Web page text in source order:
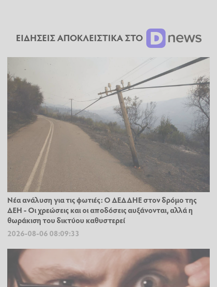
ΕΙΔΗΣΕΙΣ ΑΠΟΚΛΕΙΣΤΙΚΑ ΣΤΟ
Νέα ανάλυση για τις φωτιές: Ο ΔΕΔΔΗΕ στον δρόμο της
ΔΕΗ - Οι χρεώσεις και οι αποδόσεις αυξάνονται, αλλά η
θωράκιση του δικτύου καθυστερεί
2026-08-06 08:09:33